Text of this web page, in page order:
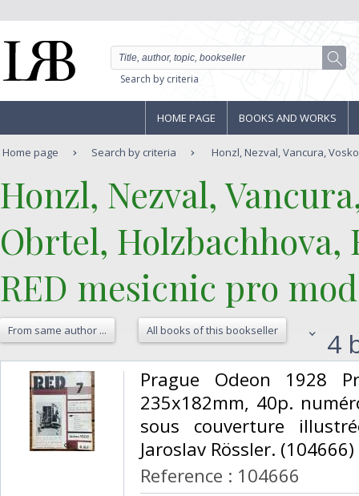
Search by criteria
HOME PAGE BOOKS AND WORKS
Home page Search by criteria Honzl, Nezval, Vancura,
‎Honzl, Nezval,
Obrtel,
‎RED mesicnic pro
From same author ... All books of this bookseller 4
‎Prague Odeon 1928
235x182mm, 40p.
sous couverture
Jaroslav Rössler. (104666) ‎
Reference : 104666